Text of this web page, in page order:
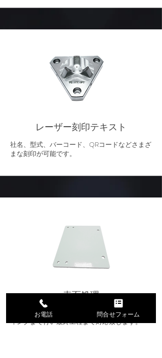
レーザー刻印テキスト
社名、型式、バーコード、QRコードなどさまざ
まな刻印が可能です。
表面処理
各種焼き入れ、メッキ、黒染め、窒化、コーテ
ィングまで行い最終工程まで対応致します。
お電話 問合せフォーム